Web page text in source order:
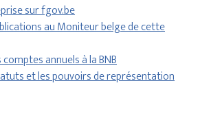
sur fgov.be
au Moniteur belge de cette
annuels à la BNB
et les pouvoirs de représentation